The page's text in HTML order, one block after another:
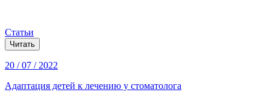
Статьи
Читать
20 / 07 / 2022
Адаптация детей к лечению у стоматолога